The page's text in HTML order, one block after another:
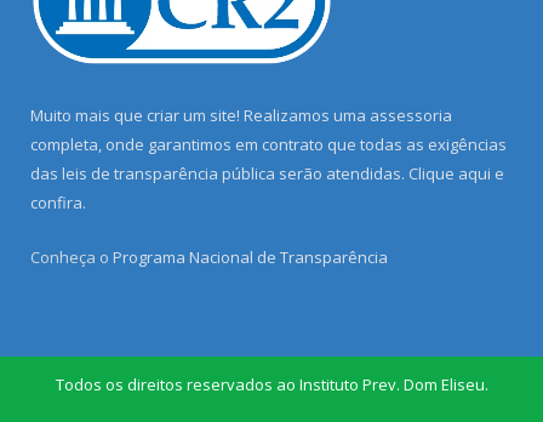
Muito mais que criar um site! Realizamos uma assessoria
completa, onde garantimos em contrato que todas as exigências
das leis de transparência pública serão atendidas. Clique aqui e
confira.
Conheça o Programa Nacional de Transparência
Todos os direitos reservados ao Instituto Prev. Dom Eliseu.